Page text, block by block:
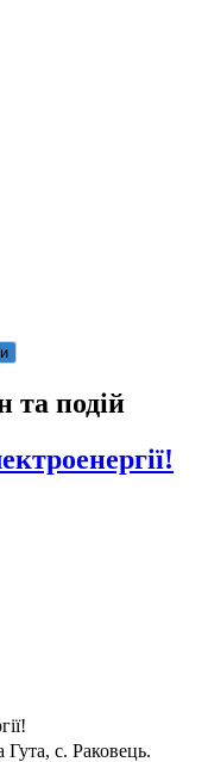
та подій
Гута, с. Раковець.